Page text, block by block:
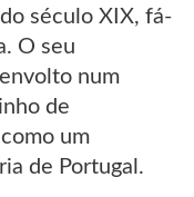
século XIX, fá-
O seu
num
de
um
de Portugal.